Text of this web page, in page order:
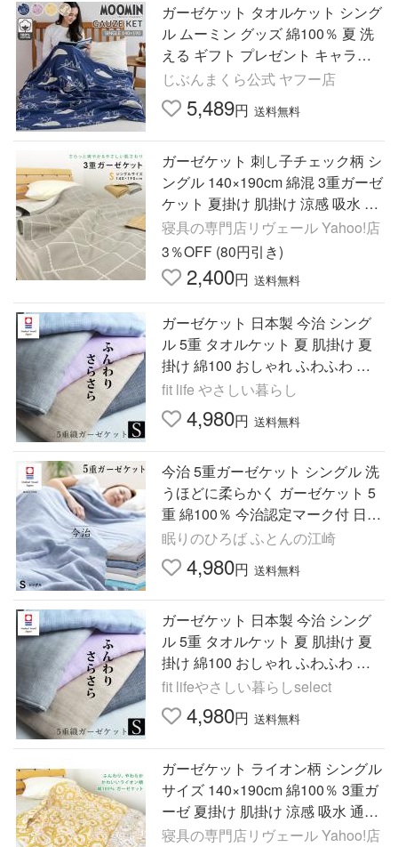
ガーゼケット タオルケット シング
ル ムーミン グッズ 綿100％ 夏 洗
える ギフト プレゼント キャラク
ター 母の日 出産祝い
じぶんまくら公式 ヤフー店
5,489円 送料無料
ガーゼケット 刺し子チェック柄 シ
ングル 140×190cm 綿混 3重ガーゼ
ケット 夏掛け 肌掛け 涼感 吸水 通
気性 洗える タオルケット 和モダ
ン 北欧
寝具の専門店リヴェール Yahoo!店
3％OFF (80円引き)
2,400円 送料無料
ガーゼケット 日本製 今治 シング
ル 5重 タオルケット 夏 肌掛け 夏
掛け 綿100 おしゃれ ふわふわ 無
地 洗える 柔らかい 大人 爆買 父の
日
fit life やさしい暮らし
4,980円 送料無料
今治 5重ガーゼケット シングル 洗
うほどに柔らかく ガーゼケット 5
重 綿100％ 今治認定マーク付 日本
製 タオルケット をご検討中の方に
も
眠りのひろば ふとんの江崎
4,980円 送料無料
ガーゼケット 日本製 今治 シング
ル 5重 タオルケット 夏 肌掛け 夏
掛け 綿100 おしゃれ ふわふわ 無
地 洗える 柔らかい 大人 さらさら
涼しい 爆買
fit lifeやさしい暮らしselect
4,980円 送料無料
ガーゼケット ライオン柄 シングル
サイズ 140×190cm 綿100％ 3重ガ
ーゼ 夏掛け 肌掛け 涼感 吸水 通気
性 洗える タオルケット
寝具の専門店リヴェール Yahoo!店